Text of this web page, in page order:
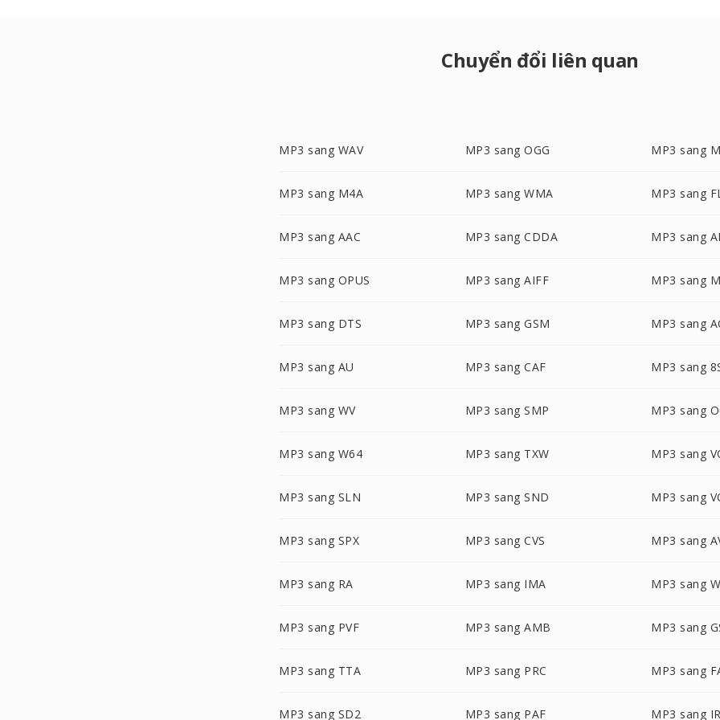
Chuyển đổi liên quan
MP3 sang WAV MP3 sang OGG MP3 sang
MP3 sang M4A MP3 sang WMA MP3 sang
MP3 sang AAC MP3 sang CDDA MP3 sang
MP3 sang OPUS MP3 sang AIFF MP3 sang
MP3 sang DTS MP3 sang GSM MP3 sang
MP3 sang AU MP3 sang CAF MP3 sang
MP3 sang WV MP3 sang SMP MP3 sang
MP3 sang W64 MP3 sang TXW MP3 sang
MP3 sang SLN MP3 sang SND MP3 sang
MP3 sang SPX MP3 sang CVS MP3 sang
MP3 sang RA MP3 sang IMA MP3 sang
MP3 sang PVF MP3 sang AMB MP3 sang
MP3 sang TTA MP3 sang PRC MP3 sang
MP3 sang SD2 MP3 sang PAF MP3 sang